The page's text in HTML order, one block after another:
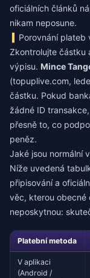
oficiálních článků
nikam neposune.
Porovnání plateb
Zkontrolujte částku
výpisu. Mince
(topuplive.com,
částku. Pokud
žádné ID
přesně to, co
peněz.
Jaké jsou normální
Níže uvedená
připisování a
věc, kterou
neposkytnou:
Platební metoda
V aplikaci
(Android /